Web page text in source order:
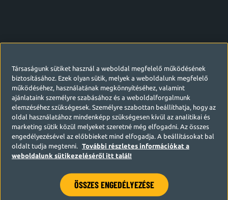
Társaságunk sütiket használ a weboldal megfelelő működésének
biztosításához. Ezek olyan sütik, melyek a weboldalunk megfelelő
működéséhez, használatának megkönnyítéséhez, valamint
ajánlataink személyre szabásához és a weboldalforgalmunk
elemzéséhez szükségesek. Személyre szabottan beállíthatja, hogy az
oldal használatához mindenképp szükségesen kívül az analitikai és
marketing sütik közül melyeket szeretné még elfogadni. Az összes
engedélyezésével az előbbieket mind elfogadja. A beállításokat bal
oldalt tudja megtenni.
További részletes információkat a
weboldalunk sütikezeléséről itt talál!
ÖSSZES ENGEDÉLYEZÉSE